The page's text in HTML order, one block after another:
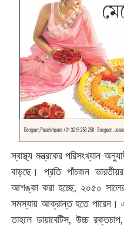
স্বাস্থ্য মন্ত্রকের পরিসংখ্যান
বাড়ছে। প্রতি পাঁচজন
আশঙ্কা করা হচ্ছে, ২০৫০
সমস্যায় আক্রান্ত হতে পারেন।
তাহলে ডায়াবেটিস, উচ্চ